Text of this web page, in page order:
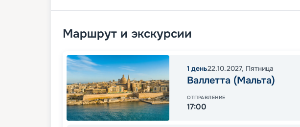
Маршрут и экскурсии
1 день22.10.2027, Пятница
Валлетта (Мальта)
ОТПРАВЛЕНИЕ
17:00